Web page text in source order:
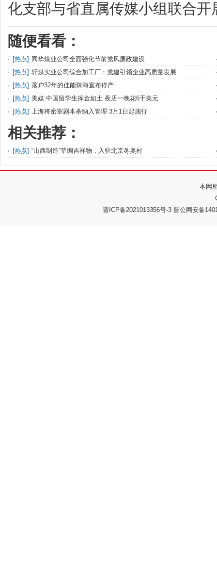
化支部与省直属传媒小组联合
随便看看：
[热点] 同华煤业公司全面强化节前党风廉政建设
[热点] 轩煤实业公司综合加工厂：党建引领企业高质量发展
[热点] 落户32年的佳能珠海宣布停产
[热点] 美媒:中国留学生挥金如土 夜店一晚花6千美元
[热点] 上海将密室剧本杀纳入管理 3月1日起施行
相关推荐：
[热点] “山西制造”草编吉祥物，入驻北京冬奥村
本网
晋ICP备2021013356号-3 晋公网安备